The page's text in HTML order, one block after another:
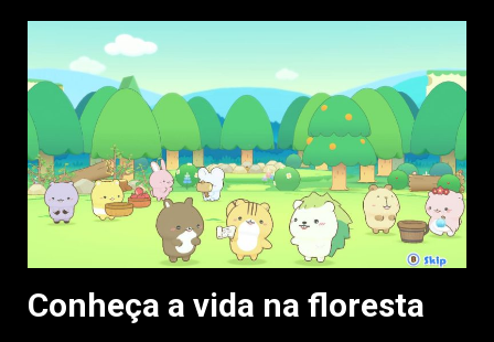
Conheça a vida na floresta